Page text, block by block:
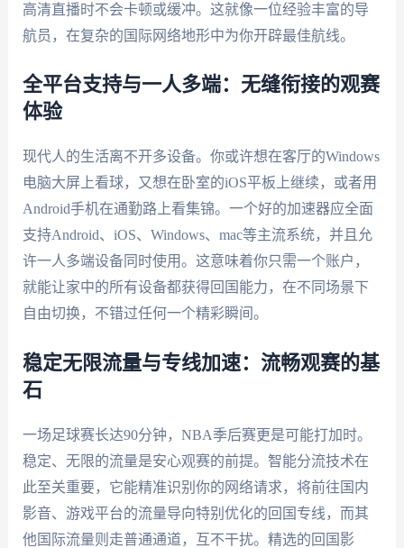
高清直播时不会卡顿或缓冲。这就像一位经验丰富的导
航员，在复杂的国际网络地形中为你开辟最佳航线。
全平台支持与一人多端：无缝衔接的观赛
体验
现代人的生活离不开多设备。你或许想在客厅的Windows
电脑大屏上看球，又想在卧室的iOS平板上继续，或者用
Android手机在通勤路上看集锦。一个好的加速器应全面
支持Android、iOS、Windows、mac等主流系统，并且允
许一人多端设备同时使用。这意味着你只需一个账户，
就能让家中的所有设备都获得回国能力，在不同场景下
自由切换，不错过任何一个精彩瞬间。
稳定无限流量与专线加速：流畅观赛的基
石
一场足球赛长达90分钟，NBA季后赛更是可能打加时。
稳定、无限的流量是安心观赛的前提。智能分流技术在
此至关重要，它能精准识别你的网络请求，将前往国内
影音、游戏平台的流量导向特别优化的回国专线，而其
他国际流量则走普通通道，互不干扰。精选的回国影